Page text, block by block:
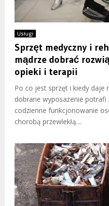
Usługi
Sprzęt medyczny i
mądrze dobrać
opieki i terapii
Po co jest sprzęt i kiedy daje
dobrane wyposażenie potrafi
codzienne funkcjonowanie
chorobą przewlekłą....